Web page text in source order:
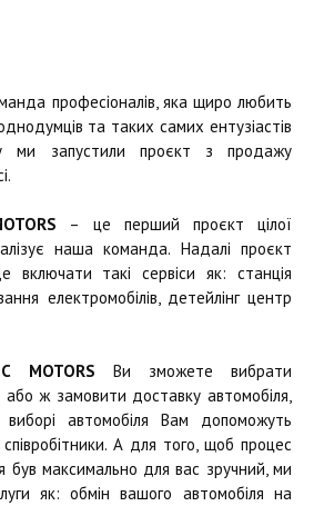
професіоналів, яка щиро любить
та таких самих ентузіастів
ми запустили проєкт з продажу
– це перший проєкт цілої
наша команда. Надалі проєкт
включати такі сервіси як: станція
електромобілів, детейлінг центр
MOTORS Ви зможете вибрати
або ж замовити доставку автомобіля,
автомобіля Вам допоможуть
А для того, щоб процес
був максимально для вас зручний, ми
як: обмін вашого автомобіля на